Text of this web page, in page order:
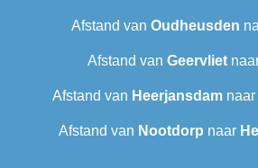
Afstand van Oudheusden
Afstand van Geervliet
Afstand van Heerjansdam naar
Afstand van Nootdorp naar